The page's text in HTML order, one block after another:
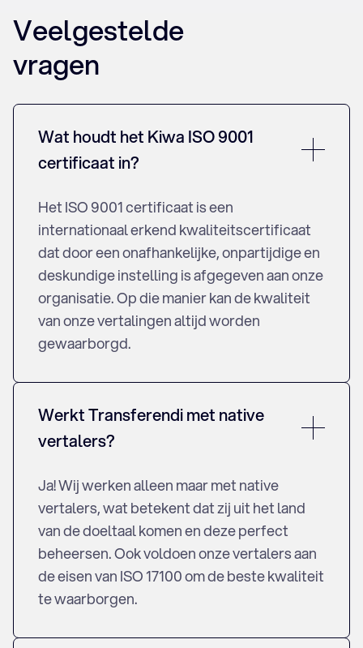
Veelgestelde
vragen
Wat houdt het Kiwa ISO 9001
certificaat in?
Het ISO 9001 certificaat is een
internationaal erkend kwaliteitscertificaat
dat door een onafhankelijke, onpartijdige en
deskundige instelling is afgegeven aan onze
organisatie. Op die manier kan de kwaliteit
van onze vertalingen altijd worden
gewaarborgd.
Werkt Transferendi met native
vertalers?
Ja! Wij werken alleen maar met native
vertalers, wat betekent dat zij uit het land
van de doeltaal komen en deze perfect
beheersen. Ook voldoen onze vertalers aan
de eisen van ISO 17100 om de beste kwaliteit
te waarborgen.